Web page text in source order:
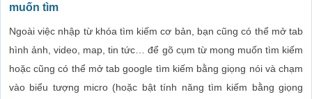
muốn tìm
Ngoài việc nhập từ khóa tìm kiếm cơ bản, bạn cũng có thể mở tab
hình ảnh, video, map, tin tức… để gõ cụm từ mong muốn tìm kiếm
hoặc cũng có thể mở tab google tìm kiếm bằng giọng nói và chạm
vào biểu tượng micro (hoặc bật tính năng tìm kiếm bằng giọng